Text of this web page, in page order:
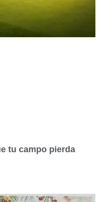
tu campo pierda